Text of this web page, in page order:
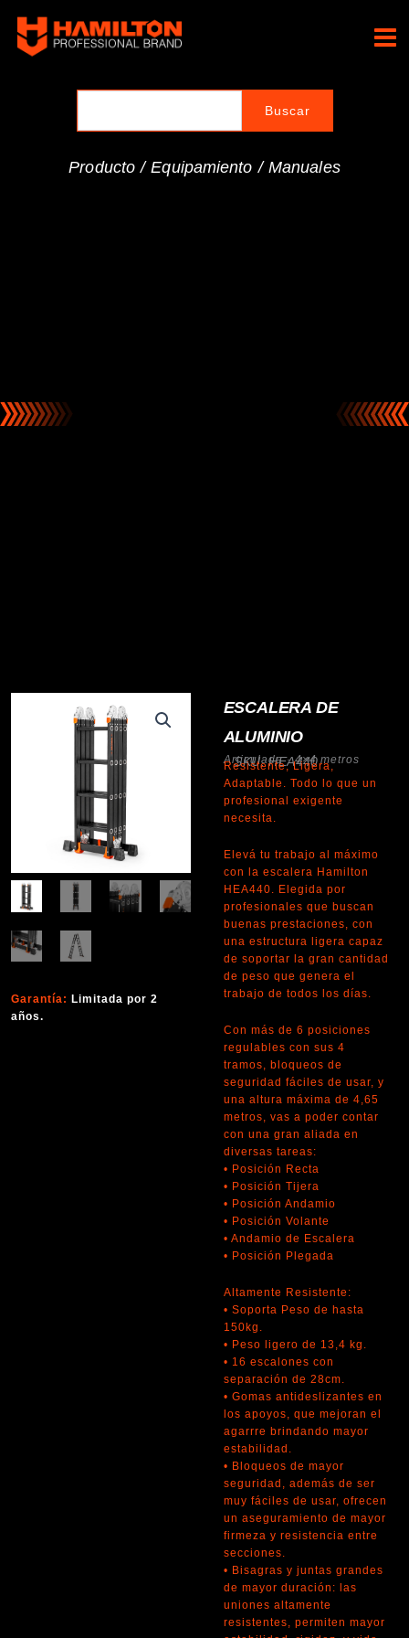
contenido
Producto /Equipamiento / Manuales
Garantía: Limitada por 2
años.
ESCALERA DE
ALUMINIO
SKU: HEA440
Articulada · 4×4 metros
Resistente, Ligera,
Adaptable. Todo lo que un
profesional exigente
necesita.
Elevá tu trabajo al máximo
con la escalera Hamilton
HEA440. Elegida por
profesionales que buscan
buenas prestaciones, con
una estructura ligera capaz
de soportar la gran cantidad
de peso que genera el
trabajo de todos los días.
Con más de 6 posiciones
regulables con sus 4
tramos, bloqueos de
seguridad fáciles de usar, y
una altura máxima de 4,65
metros, vas a poder contar
con una gran aliada en
diversas tareas:
• Posición Recta
• Posición Tijera
• Posición Andamio
• Posición Volante
• Andamio de Escalera
• Posición Plegada
Altamente Resistente:
• Soporta Peso de hasta
150kg.
• Peso ligero de 13,4 kg.
• 16 escalones con
separación de 28cm.
• Gomas antideslizantes en
los apoyos, que mejoran el
agarrre brindando mayor
estabilidad.
• Bloqueos de mayor
seguridad, además de ser
muy fáciles de usar, ofrecen
un aseguramiento de mayor
firmeza y resistencia entre
secciones.
• Bisagras y juntas grandes
de mayor duración: las
uniones altamente
resistentes, permiten mayor